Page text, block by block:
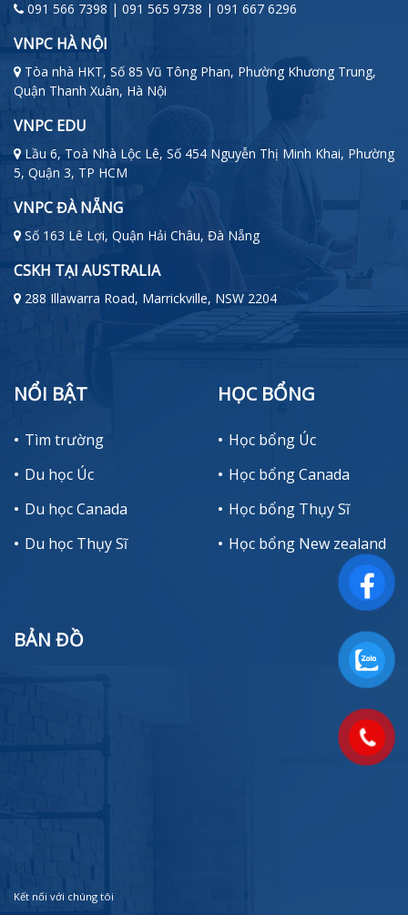
091 566 7398 | 091 565 9738 | 091 667 6296
VNPC HÀ NỘI
Tòa nhà HKT, Số 85 Vũ Tông Phan, Phường Khương Trung,
Quận Thanh Xuân, Hà Nội
VNPC EDU
Lầu 6, Toà Nhà Lộc Lê, Số 454 Nguyễn Thị Minh Khai, Phường
5, Quận 3, TP HCM
VNPC ĐÀ NẴNG
Số 163 Lê Lợi, Quận Hải Châu, Đà Nẵng
CSKH TẠI AUSTRALIA
288 Illawarra Road, Marrickville, NSW 2204
NỔI BẬT
Tìm trường
Du học Úc
Du học Canada
Du học Thụy Sĩ
HỌC BỔNG
Học bổng Úc
Học bổng Canada
Học bổng Thụy Sĩ
Học bổng New zealand
BẢN ĐỒ
Kết nối với chúng tôi